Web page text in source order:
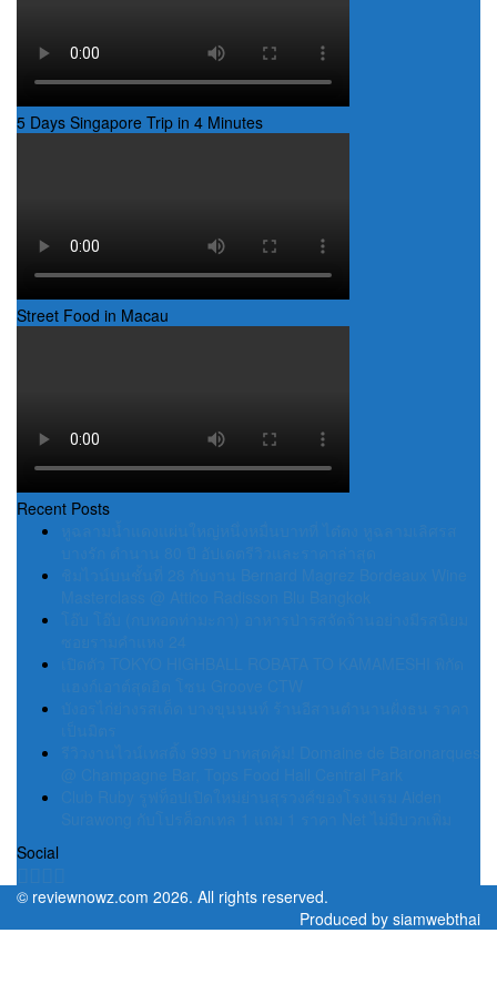
5 Days Singapore Trip in 4 Minutes
Street Food in Macau
Recent Posts
Social
© reviewnowz.com 2026. All rights reserved.
Produced by siamwebthai